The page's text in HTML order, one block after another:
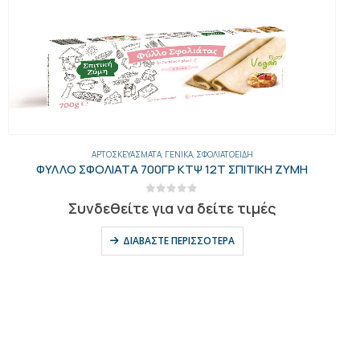
ΑΡΤΟΣΚΕΥΆΣΜΑΤΑ,ΓΕΝΙΚΑ,ΜΠΟΥΓΆΤΣΕΣ-ΠΊΤΕΣ-ΤΥΡΟΠΙΤΆΚΙΑ
ΣΦΟΛΙΑΤΑΚΙΑ ΛΟΥΚΑΝΙΚΟ 700 ΓΡ ΣΠΙΤΙΚΗ ΖΥΜΗ ΚΤΨ
out of 5
Συνδεθείτε για να δείτε τιμές
ΔΙΑΒΆΣΤΕ ΠΕΡΙΣΣΌΤΕΡΑ